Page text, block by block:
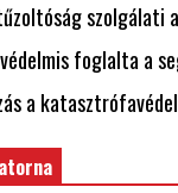
szolgálati
foglalta a
a